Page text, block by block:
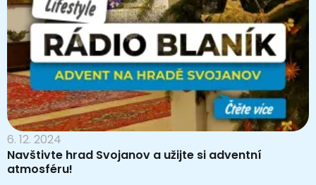
6. 12. 2024
Navštivte hrad Svojanov a užijte si adventní
atmosféru!